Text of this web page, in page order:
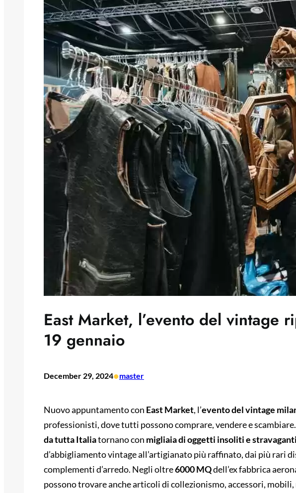
East Market, l’evento del vintage
19 gennaio
December 29, 2024•master
Nuovo appuntamento con East Market, l’evento del vintage
professionisti, dove tutti possono comprare, vendere e scambiare.
da tutta Italiatornano con migliaia di oggetti insoliti e stravaganti
d’abbigliamento vintage all’artigianato più raffinato, dai più rari
complementi d’arredo. Negli oltre6000 MQdell’ex fabbrica
possono trovare anche articoli di collezionismo, accessori,